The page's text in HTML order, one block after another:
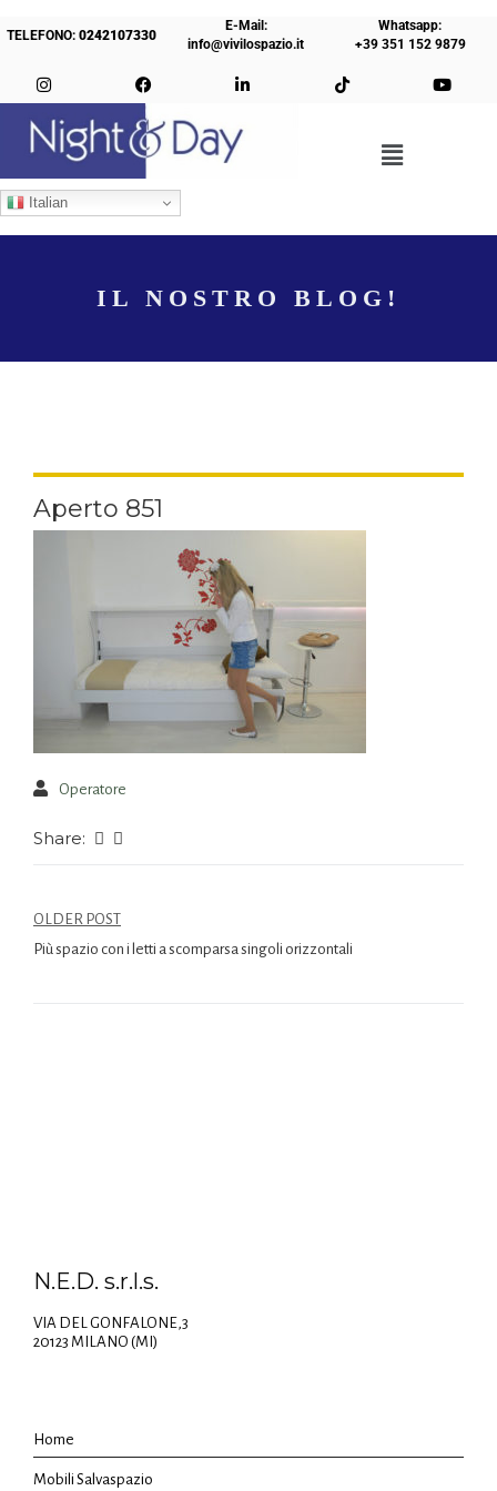
TELEFONO:0242107330
E-Mail:
info@vivilospazio.it
Whatsapp:
+39 351 152 9879
Italian
IL NOSTRO BLOG!
Aperto 851
Operatore
Share:
OLDER POST
Più spazio con i letti a scomparsa singoli orizzontali
N.E.D. s.r.l.s.
VIA DEL GONFALONE,3
20123 MILANO (MI)
Home
Mobili Salvaspazio